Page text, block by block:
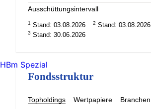
Ausschüttungsintervall
1 Stand: 03.08.2026 2 Stand: 03.08.2026
3 Stand: 30.06.2026
Fondsstruktur
Topholdings Wertpapiere Branchen
HBm Spezial